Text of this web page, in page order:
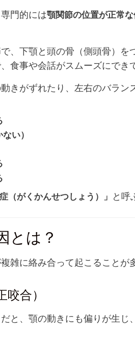
門的には顎関節の位置が正常
、下顎と頭の骨（側頭骨）を
食事や会話がスムーズにでき
きがずれたり、左右のバラ
い）
（がくかんせつしょう）」 と呼
とは？
雑に絡み合って起こること
合）
と、顎の動きにも偏りが生じ